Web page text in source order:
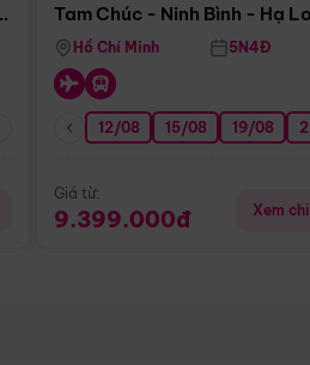
16/09 23/09 30/09 07/10
Tam Chúc - Ninh Bình - Hạ
Hồ Chí Minh 5N4Đ
12/08 15/08 19/08
Giá từ:
9.399.000đ Xem